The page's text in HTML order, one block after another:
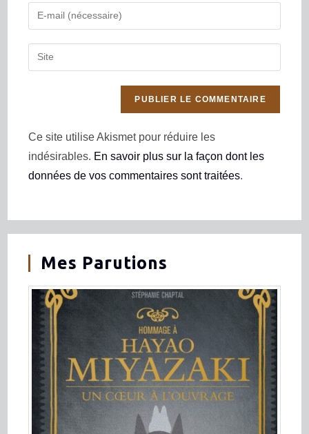
Ce site utilise Akismet pour réduire les
indésirables. En savoir plus sur la façon dont les
données de vos commentaires sont traitées.
Mes Parutions